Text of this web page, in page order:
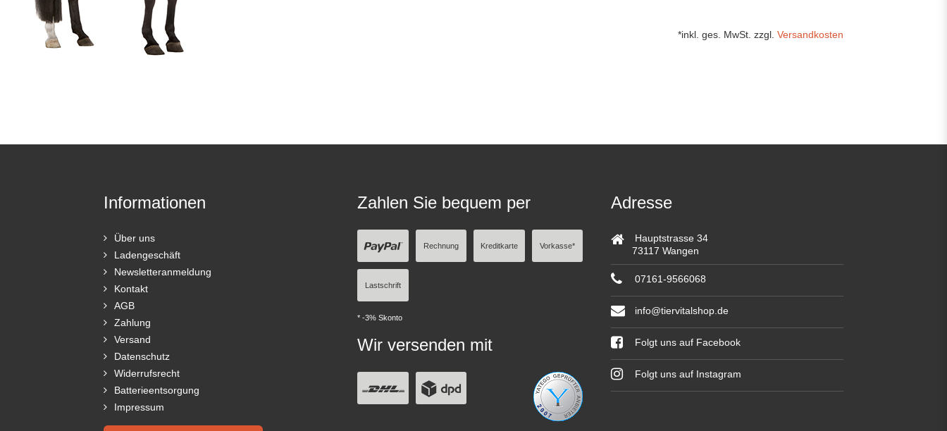
*inkl. ges. MwSt. zzgl. Versandkosten
Informationen
Über uns
Ladengeschäft
Newsletteranmeldung
Kontakt
AGB
Zahlung
Versand
Datenschutz
Widerrufsrecht
Batterieentsorgung
Impressum
Zahlen Sie bequem per
Rechnung Kreditkarte Vorkasse*
Lastschrift
* -3% Skonto
Wir versenden mit
Adresse
Hauptstrasse 34
73117 Wangen
07161-9566068
info@tiervitalshop.de
Folgt uns auf Facebook
Folgt uns auf Instagram